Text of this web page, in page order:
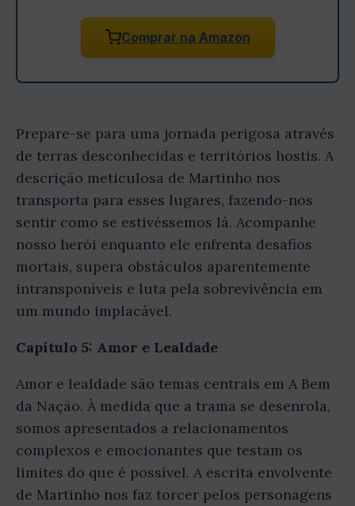
Comprar na Amazon
Prepare-se para uma jornada perigosa através
de terras desconhecidas e territórios hostis. A
descrição meticulosa de Martinho nos
transporta para esses lugares, fazendo-nos
sentir como se estivéssemos lá. Acompanhe
nosso herói enquanto ele enfrenta desafios
mortais, supera obstáculos aparentemente
intransponíveis e luta pela sobrevivência em
um mundo implacável.
Capítulo 5: Amor e Lealdade
Amor e lealdade são temas centrais em A Bem
da Nação. À medida que a trama se desenrola,
somos apresentados a relacionamentos
complexos e emocionantes que testam os
limites do que é possível. A escrita envolvente
de Martinho nos faz torcer pelos personagens